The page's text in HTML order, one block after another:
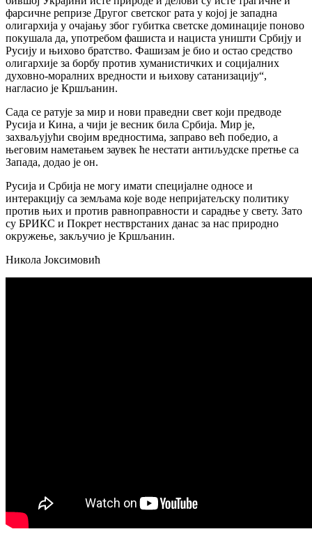
фарсичне репризе Другог светског рата у којој је западна
олигархија у очајању због губитка светске доминације поново
покушала да, употребом фашиста и нациста уништи Србију и
Русију и њихово братство. Фашизам је био и остао средство
олигархије за борбу против хуманистичких и социјалних
духовно-моралних вредности и њихову сатанизацију“,
нагласио је Кршљанин.
Сада се ратује за мир и нови праведни свет који предводе
Русија и Кина, а чији је весник била Србија. Мир је,
захваљујући својим вредностима, заправо већ победио, а
његовим наметањем заувек ће нестати антиљудске претње са
Запада, додао је он.
Русија и Србија не могу имати специјалне односе и
интеракцију са земљама које воде непријатељску политику
против њих и против равноправности и сарадње у свету. Зато
су БРИКС и Покрет нестврстаних данас за нас природно
окружење, закључио је Кршљанин.
Никола Јоксимовић